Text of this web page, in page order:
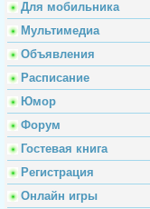
Для мобильника
Мультимедиа
Объявления
Расписание
Юмор
Форум
Гостевая книга
Регистрация
Онлайн игры